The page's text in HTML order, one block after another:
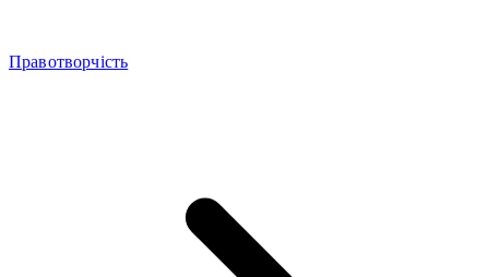
Правотворчість